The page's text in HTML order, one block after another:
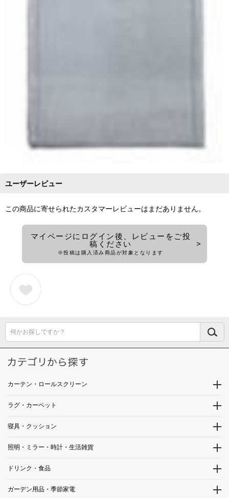
ユーザーレビュー
この商品に寄せられたカスタマーレビューはまだありません。
マイページにログイン後、レビューをご投
稿ください
※投稿は購入済み商品が対象となります
何かお探しですか？
カーテン・ロールスクリーン
ラグ・カーペット
寝具・クッション
照明・ミラー・時計・生活雑貨
ドリンク・食品
ガーデン用品・季節家電